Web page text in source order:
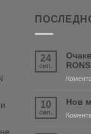
24
сеп.
10
сеп.
Нов